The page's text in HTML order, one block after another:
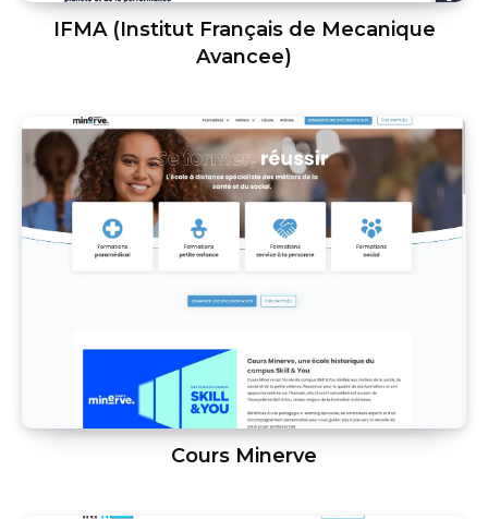
IFMA (Institut Français de Mecanique
Avancee)
Cours Minerve